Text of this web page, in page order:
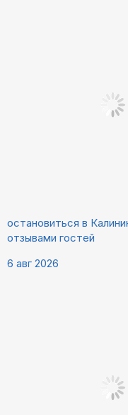
остановиться в
отзывами гостей
6 авг 2026